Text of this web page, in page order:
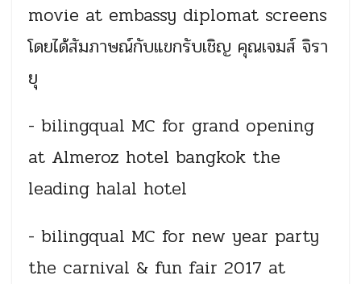
movie at embassy diplomat screens
โดยได้สัมภาษณ์กับแขกรับเชิญ คุณเจมส์ จิรา
ยุ
- bilingqual MC for grand opening
at Almeroz hotel bangkok the
leading halal hotel
- bilingqual MC for new year party
the carnival & fun fair 2017 at